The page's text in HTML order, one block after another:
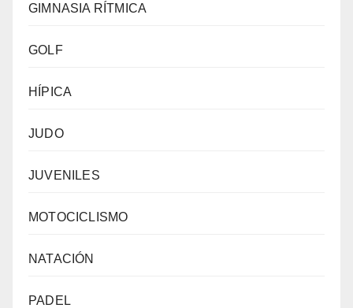
GIMNASIA RÍTMICA
GOLF
HÍPICA
JUDO
JUVENILES
MOTOCICLISMO
NATACIÓN
PADEL